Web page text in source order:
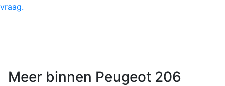
vraag.
Meer binnen Peugeot 206